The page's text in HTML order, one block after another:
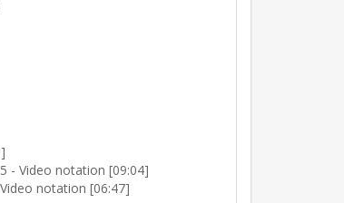
- Video notation [09:04]
notation [06:47]